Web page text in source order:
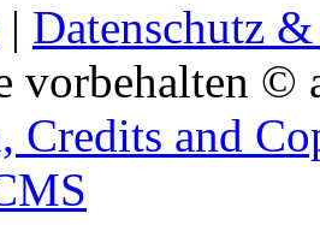
| Datenschutz
vorbehalten ©
Credits and